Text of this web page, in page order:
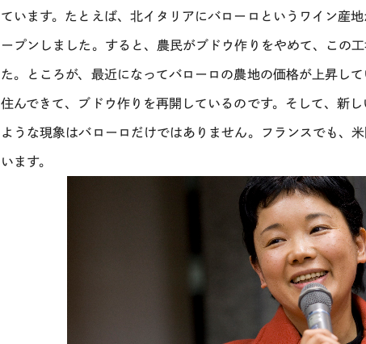
ています。たとえば、北イタリアにバローロというワイン産
ープンしました。すると、農民がブドウ作りをやめて、この
た。ところが、最近になってバローロの農地の価格が上昇し
住んできて、ブドウ作りを再開しているのです。そして、新
ような現象はバローロだけではありません。フランスでも、
います。